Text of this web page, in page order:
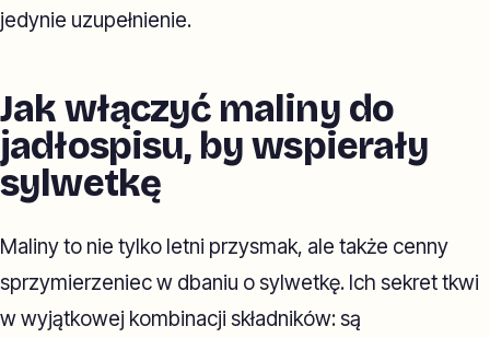
jedynie uzupełnienie.
Jak włączyć maliny do
jadłospisu, by wspierały
sylwetkę
Maliny to nie tylko letni przysmak, ale także cenny
sprzymierzeniec w dbaniu o sylwetkę. Ich sekret tkwi
w wyjątkowej kombinacji składników: są